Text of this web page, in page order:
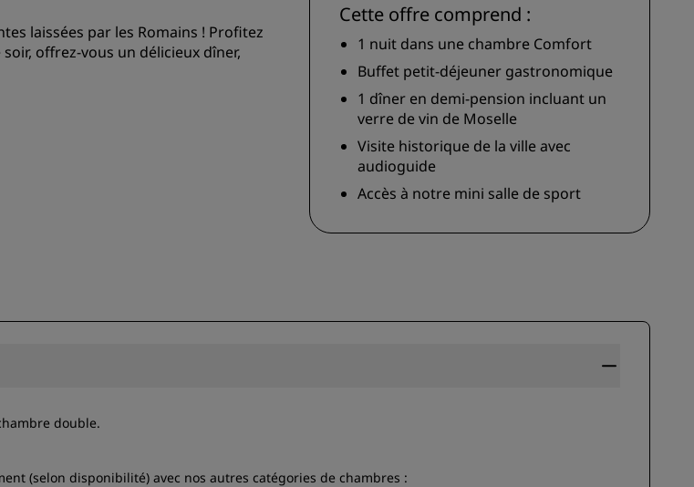
Restaurants
Rechercher un restaurant
Radisson Rewards
Découvrez Radisson Rewards
Avantages
Comment gagner des points
Bookers et Planners
laissées par les Romains ! Profitez
offrez-vous un délicieux dîner,
Cette offre comprend :
1 nuit dans une chambre Comfort
Buffet petit-déjeuner gastronomique
1 dîner en demi-pension incluant un
verre de vin de Moselle
Visite historique de la ville avec
audioguide
Accès à notre mini salle de sport
double.
(selon disponibilité) avec nos autres catégories de chambres :